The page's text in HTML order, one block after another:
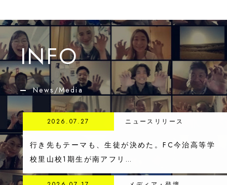
INFO
News/Media
2026.07.27 ニュースリリース
行き先もテーマも、生徒が決めた。FC今治高等学
校里山校1期生が南アフリ…